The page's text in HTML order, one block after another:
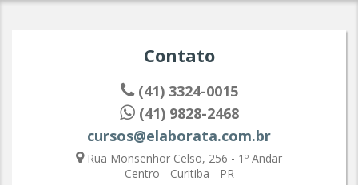
Contato
(41) 3324-0015
(41) 9828-2468
cursos@elaborata.com.br
Rua Monsenhor Celso, 256 - 1º Andar
Centro - Curitiba - PR